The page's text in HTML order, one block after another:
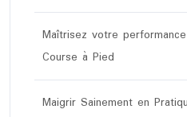
Maîtrisez votre
Course à Pied
Maigrir Sainement en